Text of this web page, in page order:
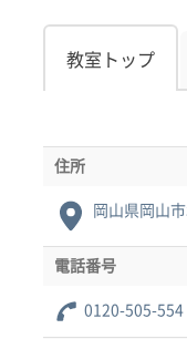
教室トップ
住所
岡山県岡山
電話番号
0120-505-554